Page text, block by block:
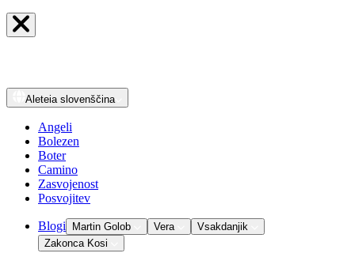
Aleteia slovenščina
Angeli
Bolezen
Boter
Camino
Zasvojenost
Posvojitev
Blogi Martin Golob Vera
Vsakdanjik
Zakonca Kosi